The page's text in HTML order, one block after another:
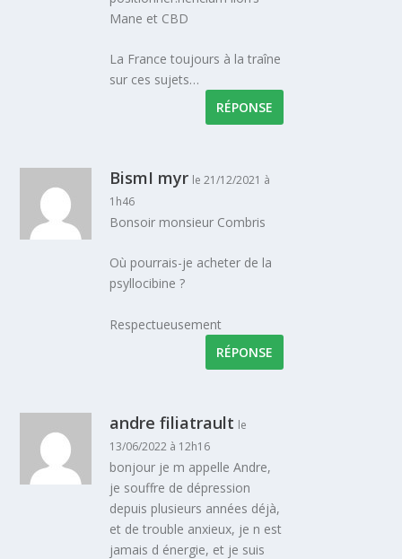
Mane et CBD
La France toujours à la traîne
sur ces sujets…
RÉPONSE
BismI myr le 21/12/2021 à
1h46
Bonsoir monsieur Combris
Où pourrais-je acheter de la
psyllocibine ?
Respectueusement
RÉPONSE
andre filiatrault le
13/06/2022 à 12h16
bonjour je m appelle Andre,
je souffre de dépression
depuis plusieurs années déjà,
et de trouble anxieux, je n est
jamais d énergie, et je suis